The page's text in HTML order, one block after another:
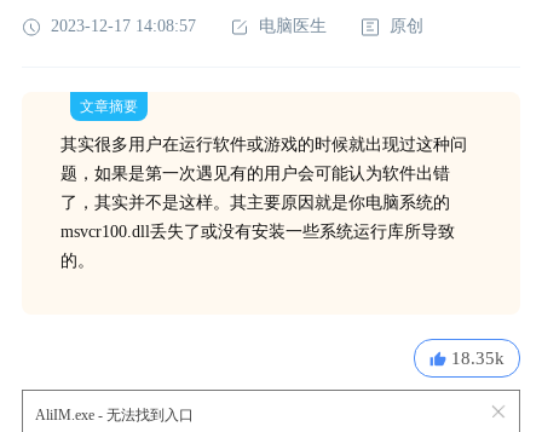
2023-12-17 14:08:57 电脑医生 原创
文章摘要
其实很多用户在运行软件或游戏的时候就出现过这种问
题，如果是第一次遇见有的用户会可能认为软件出错
了，其实并不是这样。其主要原因就是你电脑系统的
msvcr100.dll丢失了或没有安装一些系统运行库所导致
的。
18.35k
AliIM.exe - 无法找到入口